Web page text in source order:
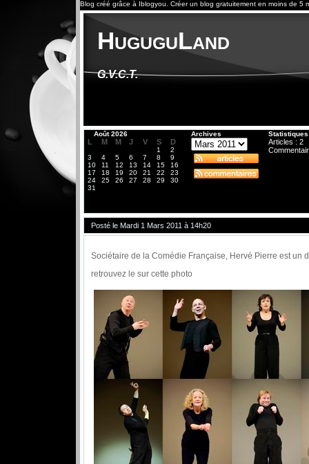
Blog créé grâce à Iblogyou Créer un blog gratuitement en moins de 5
HuguguLand
G.V.C.T.
Août 2026
L M M J V S D
1
2
3
4 5 6 7 8
9
10
11 12 13 14 15
16
17
18 19 20 21 22
23
24
25 26 27 28 29
30
31
Archives Statistiques
Articles : 2
Posté le Mardi 1 Mars 2011 à 14h20
Sociétaire de la Comédie Française, Hervé Pierre est un
retrouvez le sur cette photo